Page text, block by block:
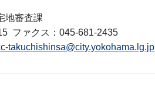
地審査課
ファクス：045-681-2435
takuchishinsa@city.yokohama.lg.jp